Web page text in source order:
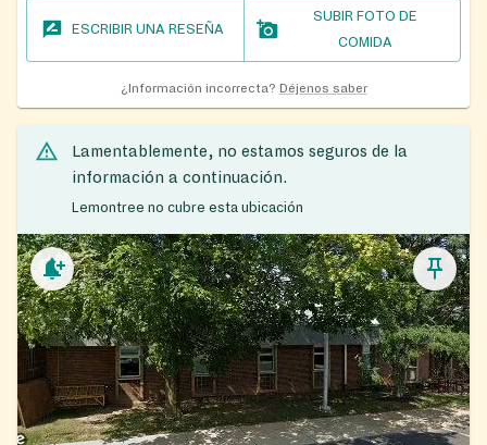
ESCRIBIR UNA RESEÑA
SUBIR FOTO DE
COMIDA
¿Información incorrecta? Déjenos saber
Lamentablemente, no estamos seguros de la
información a continuación.
Lemontree no cubre esta ubicación